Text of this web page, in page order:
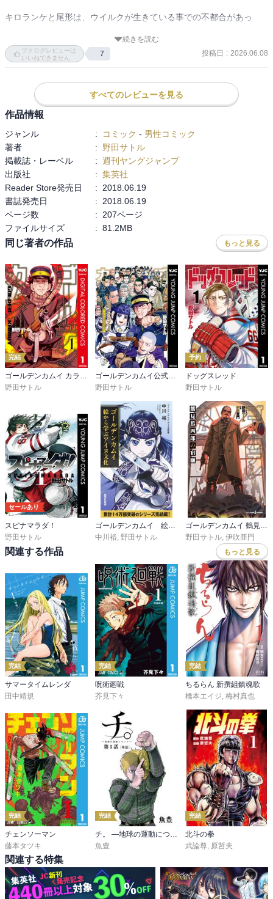
キロランケと尾形は、ウイルクが生きている事での不都合があっ
キロランケはどうやら元パルチザンの様子（パルチザンがなんだか
よく知らないが）。
杉本は頭を撃たれたが、鶴見中尉に助けられて無事に。
キロランケと尾形は、アシリパと白石を連れて樺太へ。
の鯉登少尉、月島軍曹が一緒に樺太へアシリパを探しに渡る。
インカラマッ「金塊を誰が手に入れようが私たちには関係ない」
谷垣「、、、」（女は恐ろしい、と二瓶徹三が言っていた事を思い
出す）
のくだりが好きで印象深い。
続きを読む
ブクログレビューは
いいねできません
7 投稿日 : 2026.06.08
すべてのレビューを見る
作品情報
ジャンル : コミック - 男性コミック
著者
:
野田サトル
掲載誌・レーベル
: 週刊ヤングジャンプ
出版社
: 集英社
Reader Store発売日
:
2018.06.19
書誌発売日
:
2018.06.19
ページ数
:
207ページ
ファイルサイズ
: 81.2MB
同じ著者の作品 もっと見る
完結
ゴールデンカムイ カラー版
野田サトル
ゴールデンカムイ公式ファンブック 探究者たちの記録
野田サトル
予約
ドッグスレッド
野田サトル
セールあり
スピナマラダ！
野田サトル
中川裕 野田サトル
野田サトル 伊吹亜門
関連する作品 もっと見る
完結
サマータイムレンダ
田中靖規
完結
呪術廻戦
芥見下々
完結
ちるらん 新撰組鎮魂歌
橋本エイジ, 梅村真也
完結
チェンソーマン
藤本タツキ
完結
魚豊
完結
北斗の拳
武論尊 原哲夫
関連する特集